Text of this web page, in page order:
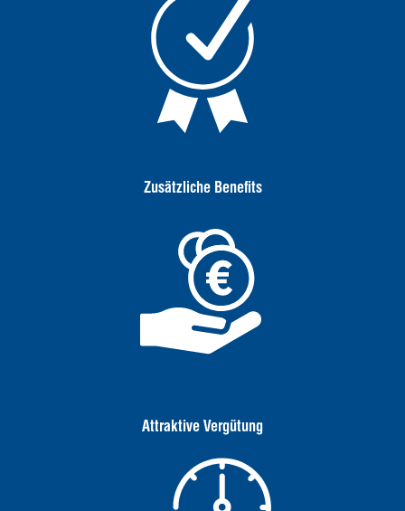
Zusätzliche Benefits
Attraktive Vergütung